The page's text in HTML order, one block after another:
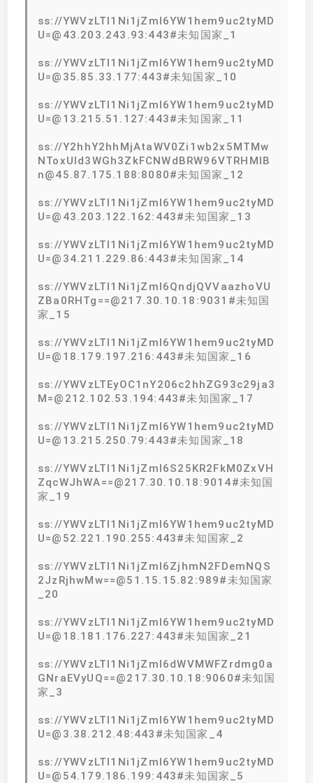
ss://YWVzLTI1Ni1jZmI6YW1hem9uc2tyMD
U=@43.203.243.93:443#未知国家_1
ss://YWVzLTI1Ni1jZmI6YW1hem9uc2tyMD
U=@35.85.33.177:443#未知国家_10
ss://YWVzLTI1Ni1jZmI6YW1hem9uc2tyMD
U=@13.215.51.127:443#未知国家_11
ss://Y2hhY2hhMjAtaWV0Zi1wb2x5MTMw
NToxUld3WGh3ZkFCNWdBRW96VTRHMlB
n@45.87.175.188:8080#未知国家_12
ss://YWVzLTI1Ni1jZmI6YW1hem9uc2tyMD
U=@43.203.122.162:443#未知国家_13
ss://YWVzLTI1Ni1jZmI6YW1hem9uc2tyMD
U=@34.211.229.86:443#未知国家_14
ss://YWVzLTI1Ni1jZmI6QndjQVVaazhoVU
ZBa0RHTg==@217.30.10.18:9031#未知国
家_15
ss://YWVzLTI1Ni1jZmI6YW1hem9uc2tyMD
U=@18.179.197.216:443#未知国家_16
ss://YWVzLTEyOC1nY206c2hhZG93c29ja3
M=@212.102.53.194:443#未知国家_17
ss://YWVzLTI1Ni1jZmI6YW1hem9uc2tyMD
U=@13.215.250.79:443#未知国家_18
ss://YWVzLTI1Ni1jZmI6S25KR2FkM0ZxVH
ZqcWJhWA==@217.30.10.18:9014#未知国
家_19
ss://YWVzLTI1Ni1jZmI6YW1hem9uc2tyMD
U=@52.221.190.255:443#未知国家_2
ss://YWVzLTI1Ni1jZmI6ZjhmN2FDemNQS
2JzRjhwMw==@51.15.15.82:989#未知国家
_20
ss://YWVzLTI1Ni1jZmI6YW1hem9uc2tyMD
U=@18.181.176.227:443#未知国家_21
ss://YWVzLTI1Ni1jZmI6dWVMWFZrdmg0a
GNraEVyUQ==@217.30.10.18:9060#未知国
家_3
ss://YWVzLTI1Ni1jZmI6YW1hem9uc2tyMD
U=@3.38.212.48:443#未知国家_4
ss://YWVzLTI1Ni1jZmI6YW1hem9uc2tyMD
U=@54.179.186.199:443#未知国家_5